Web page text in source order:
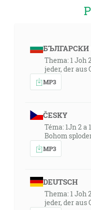
БЪЛГАРСКИ
Thema: 1 Joh
jeder, der aus
MP3
ČESKY
Téma: 1Jn 2 a
Bohom
MP3
DEUTSCH
Thema: 1 Joh
jeder, der aus